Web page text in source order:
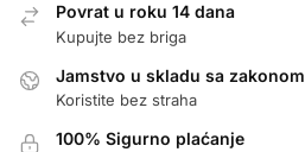
Povrat u roku 14 dana
Kupujte bez briga
Jamstvo u skladu sa zakonom
Koristite bez straha
100% Sigurno plaćanje